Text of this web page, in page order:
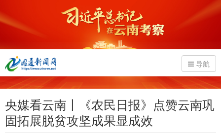
导航
央媒看云南丨《农民日报》点赞云南巩
固拓展脱贫攻坚成果显成效